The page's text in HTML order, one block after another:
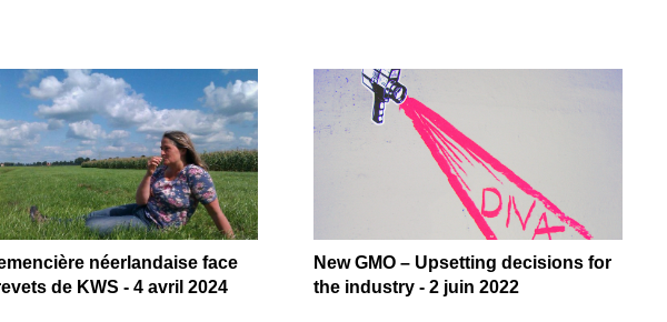
néerlandaise face
de KWS - 4 avril 2024
New GMO – Upsetting decisions for
the industry - 2 juin 2022